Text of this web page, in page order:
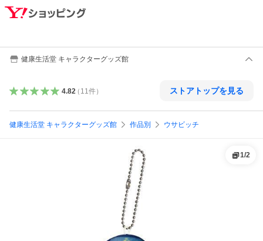
健康生活堂 キャラクターグッズ館
4.82（ 11件） ストアトップを見る
健康生活堂 キャラクターグッズ館 作品別 ウサビッチ
1/2